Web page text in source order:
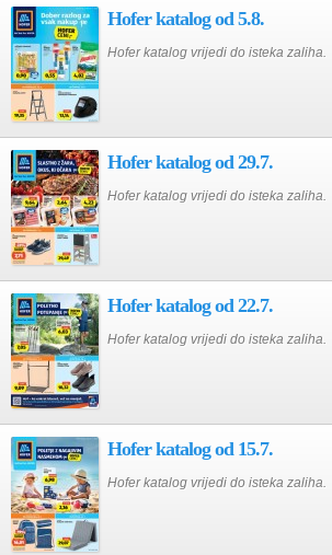
Hofer katalog od 5.8.
Hofer katalog vrijedi do isteka zaliha.
Hofer katalog od 29.7.
Hofer katalog vrijedi do isteka zaliha.
Hofer katalog od 22.7.
Hofer katalog vrijedi do isteka zaliha.
Hofer katalog od 15.7.
Hofer katalog vrijedi do isteka zaliha.